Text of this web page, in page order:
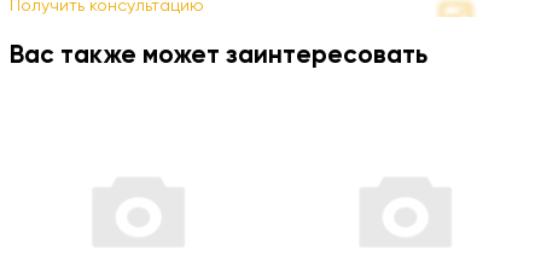
Получить консультацию
Вас также может заинтересовать